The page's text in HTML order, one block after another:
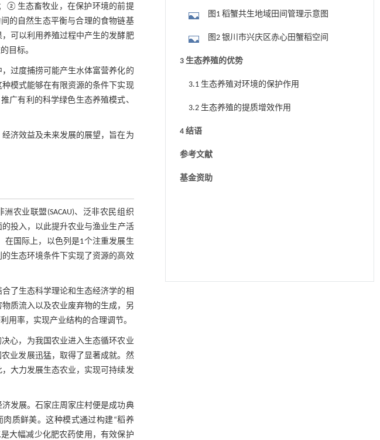
②生态畜牧业，在保护环境的前提
的自然生态平衡与合理的食物链基
可以利用养殖过程中产生的发酵肥
目标。
过度捕捞可能产生水体富营养化的
模式能够在有限资源的条件下实现
广有利的科学绿色生态养殖模式、
济效益及未来发展的展望，旨在为
农业联盟(SACAU)、泛非农民组织
的投入，以此提升农业与渔业生产活
在国际上，以色列是1个注重发展生
生态环境条件下实现了资源的高效
了生态科学理论和生态经济学的相
质流入以及农业废弃物的生成，另
用率，实现产业结构的合理调节。
心，为我国农业进入生态循环农业
业发展迅猛，取得了显著成就。然
大力发展生态农业，实现可持续发
发展。石家庄周家庄村便是成功典
质鲜美。这种模式通过构建“稻养
大幅减少化肥农药使用，有效保护
图1 稻蟹共生地域田间管理示意图
图2 银川市兴庆区赤心田蟹稻空间
3 生态养殖的优势
3.1 生态养殖对环境的保护作用
3.2 生态养殖的提质增效作用
4 结语
参考文献
基金资助